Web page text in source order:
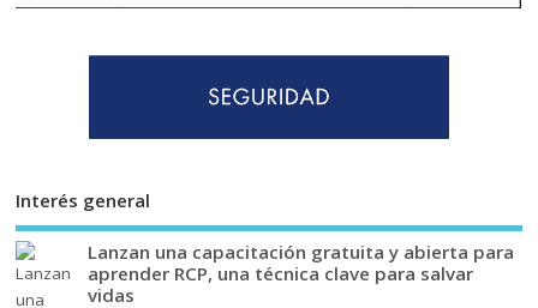
Interés general
Lanzan una capacitación gratuita y abierta para
aprender RCP, una técnica clave para salvar
vidas